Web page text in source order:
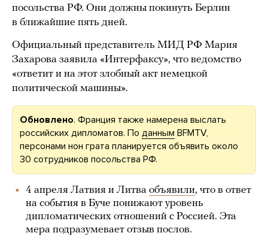
посольства РФ. Они должны покинуть Берлин
в ближайшие пять дней.
Официальный представитель МИД РФ Мария
Захарова заявила «Интерфаксу», что ведомство
«ответит и на этот злобный акт немецкой
политической машины».
Обновлено. Франция также намерена выслать
российских дипломатов. По данным BFMTV,
персонами нон грата планируется объявить около
30 сотрудников посольства РФ.
4 апреля Латвия и Литва объявили, что в ответ
на события в Буче понижают уровень
дипломатических отношений с Россией. Эта
мера подразумевает отзыв послов.